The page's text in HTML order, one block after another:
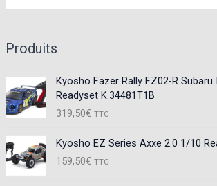
Produits
Kyosho Fazer Rally FZ02-R Subaru
Readyset K.34481T1B
319,50€ TTC
Kyosho EZ Series Axxe 2.0 1/10
159,50€ TTC